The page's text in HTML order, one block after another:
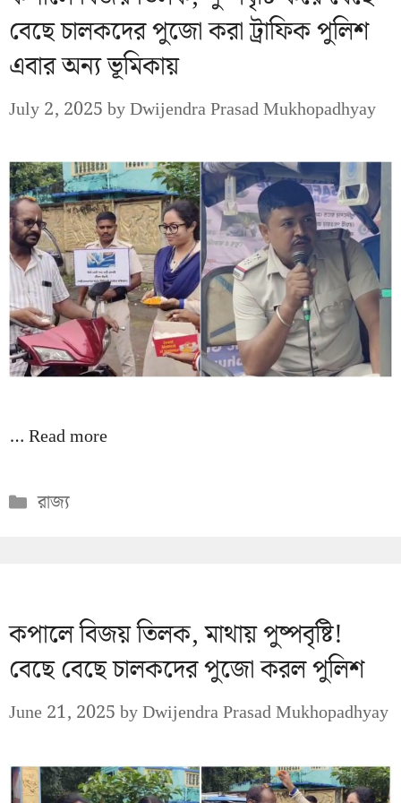
বেছে চালকদের পুজো করা ট্রাফিক পুলিশ
এবার অন্য ভূমিকায়
July 2, 2025byDwijendra Prasad Mukhopadhyay
…Read more
Categories
রাজ্য
কপালে বিজয় তিলক, মাথায় পুষ্পবৃষ্টি!
বেছে বেছে চালকদের পুজো করল পুলিশ
June 21, 2025byDwijendra Prasad Mukhopadhyay